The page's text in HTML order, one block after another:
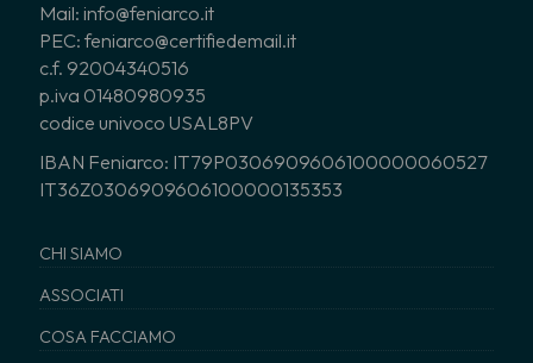
Mail: info@feniarco.it
PEC: feniarco@certifiedemail.it
c.f. 92004340516
p.iva 01480980935
codice univoco USAL8PV
IBAN Feniarco: IT79P0306909606100000060527
IT36Z0306909606100000135353
CHI SIAMO
ASSOCIATI
COSA FACCIAMO